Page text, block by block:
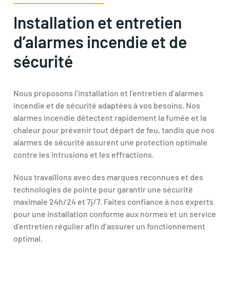
Installation et entretien
d’alarmes incendie et de
sécurité
Nous proposons l’installation et l’entretien d’alarmes
incendie et de sécurité adaptées à vos besoins. Nos
alarmes incendie détectent rapidement la fumée et la
chaleur pour prévenir tout départ de feu, tandis que nos
alarmes de sécurité assurent une protection optimale
contre les intrusions et les effractions.
Nous travaillons avec des marques reconnues et des
technologies de pointe pour garantir une sécurité
maximale 24h/24 et 7j/7. Faites confiance à nos experts
pour une installation conforme aux normes et un service
d’entretien régulier afin d’assurer un fonctionnement
optimal.